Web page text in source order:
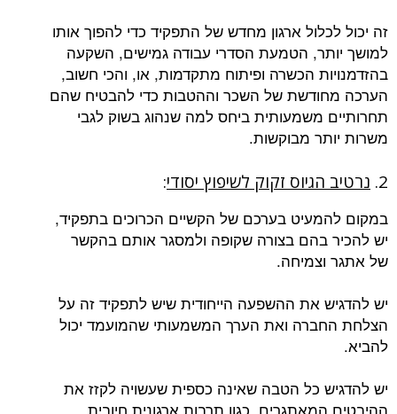
זה יכול לכלול ארגון מחדש של התפקיד כדי להפוך אותו
למושך יותר, הטמעת הסדרי עבודה גמישים, השקעה
בהזדמנויות הכשרה ופיתוח מתקדמות, או, והכי חשוב,
הערכה מחודשת של השכר וההטבות כדי להבטיח שהם
תחרותיים משמעותית ביחס למה שנהוג בשוק לגבי
משרות יותר מבוקשות.
2. נרטיב הגיוס זקוק לשיפוץ יסודי:
במקום להמעיט בערכם של הקשיים הכרוכים בתפקיד,
יש להכיר בהם בצורה שקופה ולמסגר אותם בהקשר
של אתגר וצמיחה.
יש להדגיש את ההשפעה הייחודית שיש לתפקיד זה על
הצלחת החברה ואת הערך המשמעותי שהמועמד יכול
להביא.
יש להדגיש כל הטבה שאינה כספית שעשויה לקזז את
ההיבטים המאתגרים, כגון תרבות ארגונית חיובית